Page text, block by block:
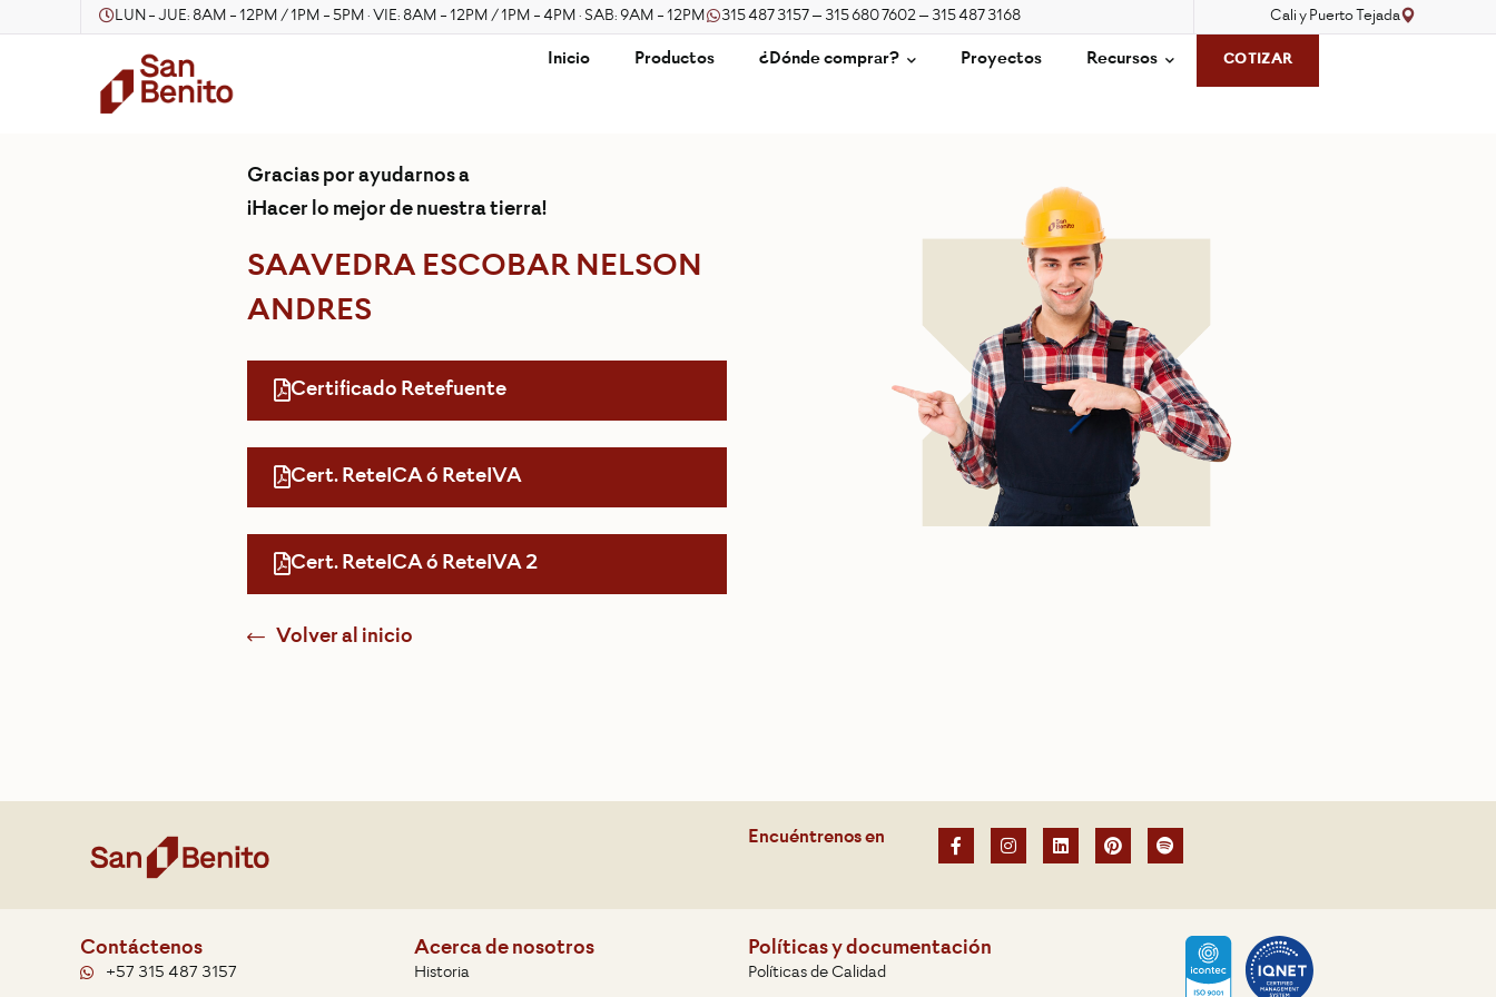
LUN - JUE: 8AM - 12PM / 1PM - 5PM · VIE: 8AM - 12PM / 1PM - 4PM · SAB: 9AM - 12PM 315 487 3157 – 315 680 7602 – 315 487 3168 Cali y Puerto Tejada
Inicio Productos ¿Dónde comprar? Proyectos Recursos COTIZAR
Gracias por ayudarnos a
¡Hacer lo mejor de nuestra tierra!
SAAVEDRA ESCOBAR NELSON
ANDRES
Certificado Retefuente
Cert. ReteICA ó ReteIVA
Cert. ReteICA ó ReteIVA 2
Volver al inicio
Encuéntrenos en
Contáctenos
+57 315 487 3157
Acerca de nosotros
Historia
Políticas y documentación
Políticas de Calidad